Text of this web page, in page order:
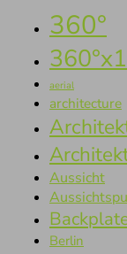
360°
aerial
architecture
Aussicht
Berlin